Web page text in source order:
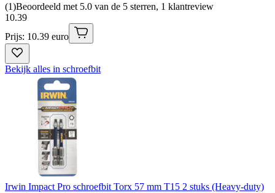
(1)Beoordeeld met 5.0 van de 5 sterren, 1 klantreview
10.39
Prijs: 10.39 euro
Bekijk alles in schroefbit
Irwin Impact Pro schroefbit Torx 57 mm T15 2 stuks (Heavy-duty)